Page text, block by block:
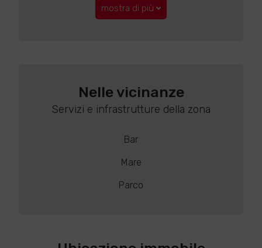
mostra di più
Nelle vicinanze
Servizi e infrastrutture della zona
Bar
Mare
Parco